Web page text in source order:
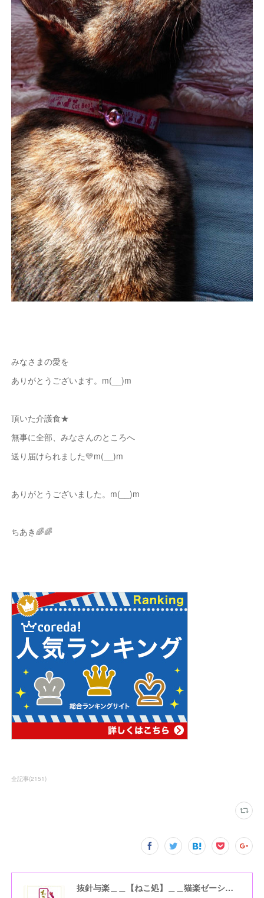
みなさまの愛を
ありがとうございます。m(__)m
頂いた介護食★
無事に全部、みなさんのところへ
送り届けられました💛m(__)m
ありがとうございました。m(__)m
ちあき🌈🌈
全記事(2151)
抜針与楽＿＿【ねこ処】＿＿猫楽ゼーションHome☆